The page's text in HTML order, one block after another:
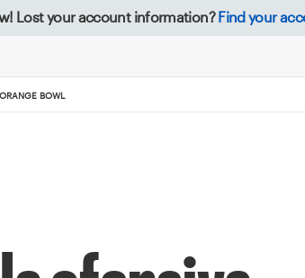
Lost your account information? Find your
BOWL